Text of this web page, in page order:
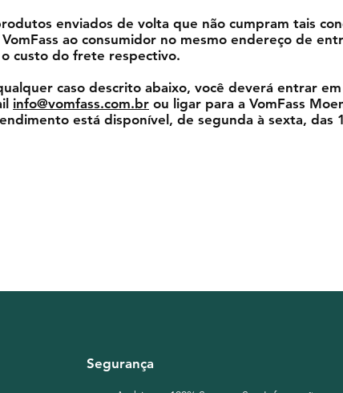
enviados de volta que não cumpram tais
ao consumidor no mesmo endereço de
custo do frete respectivo.
caso descrito abaixo, você deverá entrar
info@vomfass.com.br ou ligar para a VomFass
está disponível, de segunda à sexta, das
Segurança